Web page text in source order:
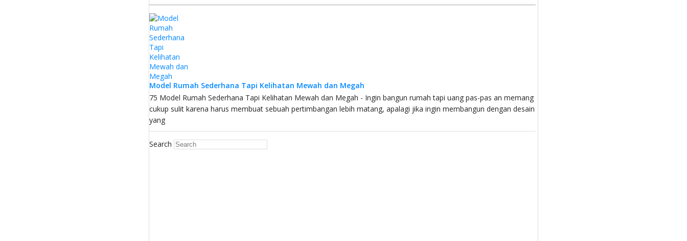
Model Rumah Sederhana Tapi Kelihatan Mewah dan Megah
75 Model Rumah Sederhana Tapi Kelihatan Mewah dan Megah - Ingin bangun rumah tapi uang pas-pas an memang
cukup sulit karena harus membuat sebuah pertimbangan lebih matang, apalagi jika ingin membangun dengan desain
yang
Search